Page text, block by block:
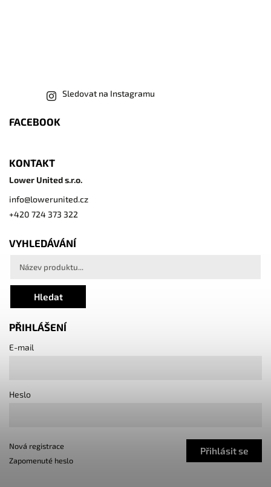
Sledovat na Instagramu
FACEBOOK
KONTAKT
Lower United s.r.o.
info@lowerunited.cz
+420 724 373 322
VYHLEDÁVÁNÍ
Hledat
PŘIHLÁŠENÍ
E-mail
Heslo
Přihlásit se
Nová registrace
Zapomenuté heslo